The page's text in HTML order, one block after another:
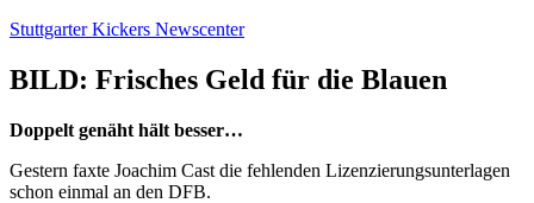
Zum
springen
Stuttgarter Kickers Newscenter
BILD: Frisches Geld für die Blauen
Doppelt genäht hält besser…
Gestern faxte Joachim Cast die fehlenden Lizenzierungsunterlagen
schon einmal an den DFB.